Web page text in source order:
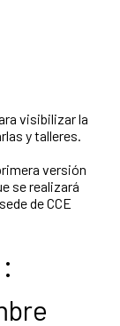
visibilizar la
y talleres.
versión
se realizará
de CCE